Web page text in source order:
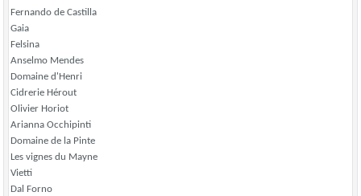
Fernando de Castilla
Gaia
Felsina
Anselmo Mendes
Domaine d'Henri
Cidrerie Hérout
Olivier Horiot
Arianna Occhipinti
Domaine de la Pinte
Les vignes du Mayne
Vietti
Dal Forno